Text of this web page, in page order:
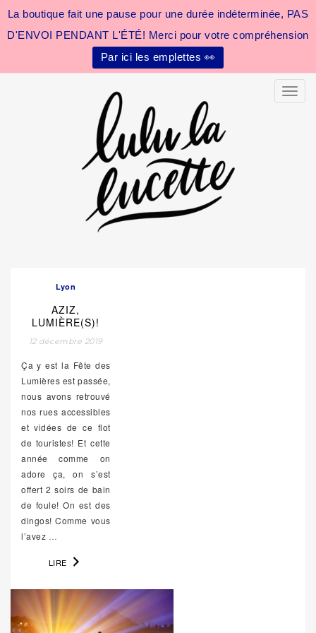
La boutique fait une pause pour une durée indéterminée, PAS
D'ENVOI PENDANT L'ÉTÉ! Merci pour votre compréhension
Par ici les emplettes 👀
Lyon
AZIZ,
LUMIÈRE(S)!
12 décembre 2019
Ça y est la Fête des
Lumières est passée,
nous avons retrouvé
nos rues accessibles
et vidées de ce flot
de touristes! Et cette
année comme on
adore ça, on s’est
offert 2 soirs de bain
de foule! On est des
dingos! Comme vous
l’avez …
LIRE